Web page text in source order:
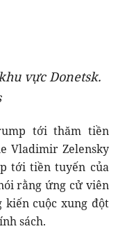
vực Donetsk.
tới thăm tiền
Vladimir Zelensky
tới tiền tuyến của
rằng ứng cử viên
kiến ​​cuộc xung đột
sách.